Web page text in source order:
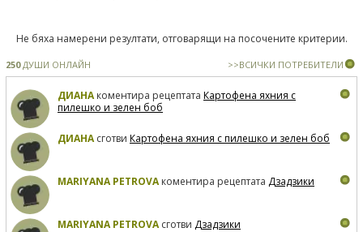
Не бяха намерени резултати, отговарящи на посочените критерии.
250ДУШИ ОНЛАЙН >>ВСИЧКИ ПОТРЕБИТЕЛИ
ДИАНАкоментира рецептата Картофена яхния с
пилешко и зелен боб
ДИАНАсготви Картофена яхния с пилешко и зелен боб
MARIYANA PETROVAкоментира рецептата Дзадзики
MARIYANA PETROVAсготви Дзадзики